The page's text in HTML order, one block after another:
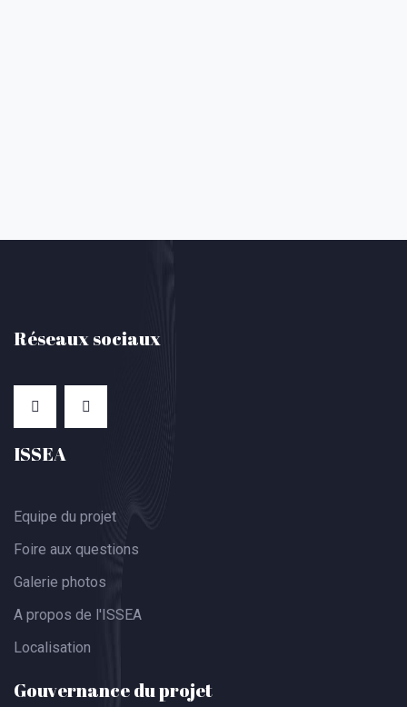
Réseaux sociaux
ISSEA
Equipe du projet
Foire aux questions
Galerie photos
A propos de l'ISSEA
Localisation
Gouvernance du projet